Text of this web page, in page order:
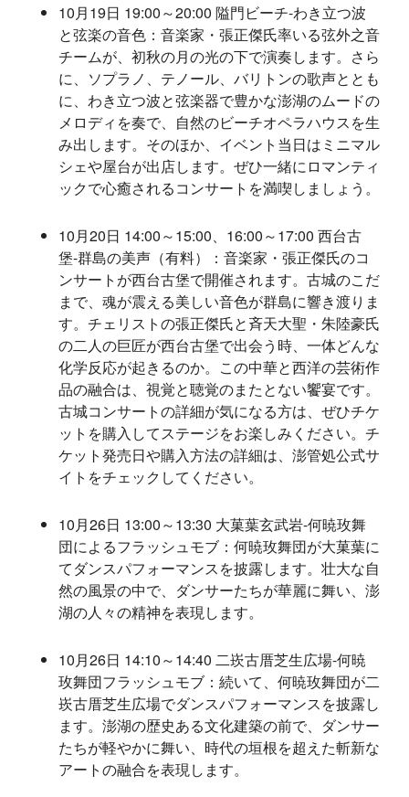
10月19日 19:00～20:00 隘門ビーチ-わき立つ波
と弦楽の音色：音楽家・張正傑氏率いる弦外之音
チームが、初秋の月の光の下で演奏します。さら
に、ソプラノ、テノール、バリトンの歌声ととも
に、わき立つ波と弦楽器で豊かな澎湖のムードの
メロディを奏で、自然のビーチオペラハウスを生
み出します。そのほか、イベント当日はミニマル
シェや屋台が出店します。ぜひ一緒にロマンティ
ックで心癒されるコンサートを満喫しましょう。
10月20日 14:00～15:00、16:00～17:00 西台古
堡-群島の美声（有料）：音楽家・張正傑氏のコ
ンサートが西台古堡で開催されます。古城のこだ
まで、魂が震える美しい音色が群島に響き渡りま
す。チェリストの張正傑氏と斉天大聖・朱陸豪氏
の二人の巨匠が西台古堡で出会う時、一体どんな
化学反応が起きるのか。この中華と西洋の芸術作
品の融合は、視覚と聴覚のまたとない饗宴です。
古城コンサートの詳細が気になる方は、ぜひチケ
ットを購入してステージをお楽しみください。チ
ケット発売日や購入方法の詳細は、澎管処公式サ
イトをチェックしてください。
10月26日 13:00～13:30 大菓葉玄武岩-何暁玫舞
団によるフラッシュモブ：何暁玫舞団が大菓葉に
てダンスパフォーマンスを披露します。壮大な自
然の風景の中で、ダンサーたちが華麗に舞い、澎
湖の人々の精神を表現します。
10月26日 14:10～14:40 二崁古厝芝生広場-何暁
玫舞団フラッシュモブ：続いて、何暁玫舞団が二
崁古厝芝生広場でダンスパフォーマンスを披露し
ます。澎湖の歴史ある文化建築の前で、ダンサー
たちが軽やかに舞い、時代の垣根を超えた斬新な
アートの融合を表現します。